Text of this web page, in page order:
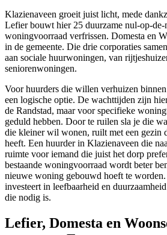
Klazienaveen groeit juist licht, mede
Lefierbouwt hier 25 duurzame nul-op-de-
woningvoorraad verfrissen. Domesta en
in de gemeente. Die drie corporaties
aan sociale huurwoningen, van
seniorenwoningen.
Voor huurders die willen verhuizen
een logische optie. De wachttijden zijn
de Randstad, maar voor specifieke
geduld hebben. Door te ruilen sla je die
die kleiner wil wonen, ruilt met een gezin
heeft. Een huurder in Klazienaveen die
ruimte voor iemand die juist het dorp
bestaande woningvoorraad wordt beter
nieuwe woning gebouwd hoeft te
investeert in leefbaarheid en
die nodig is.
Lefier, Domesta en